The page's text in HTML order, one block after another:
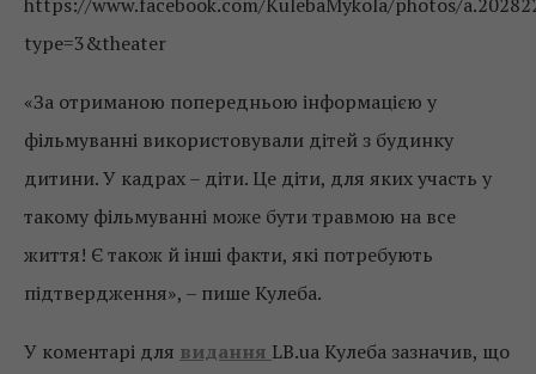
type=3&theater
«За отриманою попередньою інформацією у
фільмуванні використовували дітей з будинку
дитини. У кадрах – діти. Це діти, для яких участь у
такому фільмуванні може бути травмою на все
життя! Є також й інші факти, які потребують
підтвердження», – пише Кулеба.
У коментарі для видання LB.ua Кулеба зазначив, що